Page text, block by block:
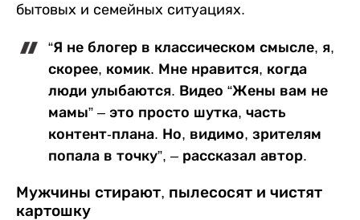
бытовых и семейных ситуациях.
“Я не блогер в классическом смысле, я,
скорее, комик. Мне нравится, когда
люди улыбаются. Видео “Жены вам не
мамы” – это просто шутка, часть
контент-плана. Но, видимо, зрителям
попала в точку”, – рассказал автор.
Мужчины стирают, пылесосят и чистят
картошку